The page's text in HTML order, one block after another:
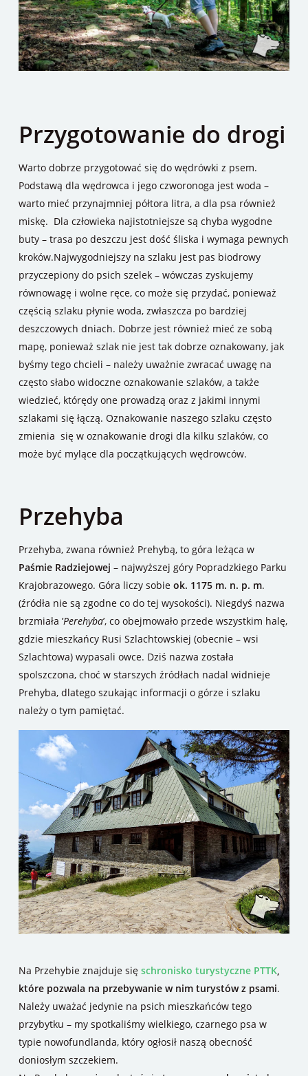
Przygotowanie do drogi
Warto dobrze przygotować się do wędrówki z psem.
Podstawą dla wędrowca i jego czworonoga jest woda –
warto mieć przynajmniej półtora litra, a dla psa również
miskę. Dla człowieka najistotniejsze są chyba wygodne
buty – trasa po deszczu jest dość śliska i wymaga pewnych
kroków.Najwygodniejszy na szlaku jest pas biodrowy
przyczepiony do psich szelek – wówczas zyskujemy
równowagę i wolne ręce, co może się przydać, ponieważ
częścią szlaku płynie woda, zwłaszcza po bardziej
deszczowych dniach. Dobrze jest również mieć ze sobą
mapę, ponieważ szlak nie jest tak dobrze oznakowany, jak
byśmy tego chcieli – należy uważnie zwracać uwagę na
często słabo widoczne oznakowanie szlaków, a także
wiedzieć, którędy one prowadzą oraz z jakimi innymi
szlakami się łączą. Oznakowanie naszego szlaku często
zmienia się w oznakowanie drogi dla kilku szlaków, co
może być mylące dla początkujących wędrowców.
Przehyba
Przehyba, zwana również Prehybą, to góra leżąca w
Paśmie Radziejowej – najwyższej góry Popradzkiego Parku
Krajobrazowego. Góra liczy sobie ok. 1175 m. n. p. m.
(źródła nie są zgodne co do tej wysokości). Niegdyś nazwa
brzmiała ’Perehyba’, co obejmowało przede wszystkim halę,
gdzie mieszkańcy Rusi Szlachtowskiej (obecnie – wsi
Szlachtowa) wypasali owce. Dziś nazwa została
spolszczona, choć w starszych źródłach nadal widnieje
Prehyba, dlatego szukając informacji o górze i szlaku
należy o tym pamiętać.
Na Przehybie znajduje się schronisko turystyczne PTTK,
które pozwala na przebywanie w nim turystów z psami.
Należy uważać jedynie na psich mieszkańców tego
przybytku – my spotkaliśmy wielkiego, czarnego psa w
typie nowofundlanda, który ogłosił naszą obecność
doniosłym szczekiem.